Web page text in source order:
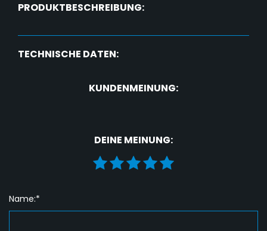
PRODUKTBESCHREIBUNG:
TECHNISCHE DATEN:
KUNDENMEINUNG:
DEINE MEINUNG:
Name:*